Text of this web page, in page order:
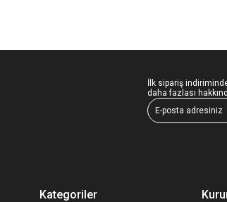
İlk sipariş
daha fazlası
Kategoriler